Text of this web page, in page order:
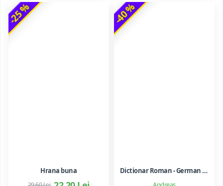
-25 %
Hrana buna
-40 %
Dictionar Roman - German - Mihai Anutei